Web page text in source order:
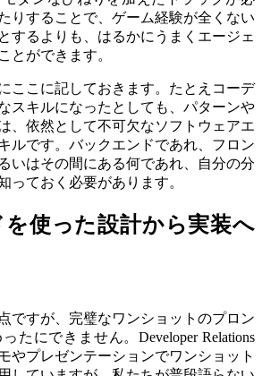
りすることで、ゲーム経験が全くない
するよりも、はるかにうまくエージェ
とができます。
ここに記しておきます。たとえコーデ
スキルになったとしても、パターンや
、依然として不可欠なソフトウェアエ
ルです。バックエンドであれ、フロン
いはその間にある何であれ、自分の分
っておく必要があります。
使った設計から実装へ
ですが、完璧なワンショットのプロン
たにできません。Developer Relations
やプレゼンテーションでワンショット